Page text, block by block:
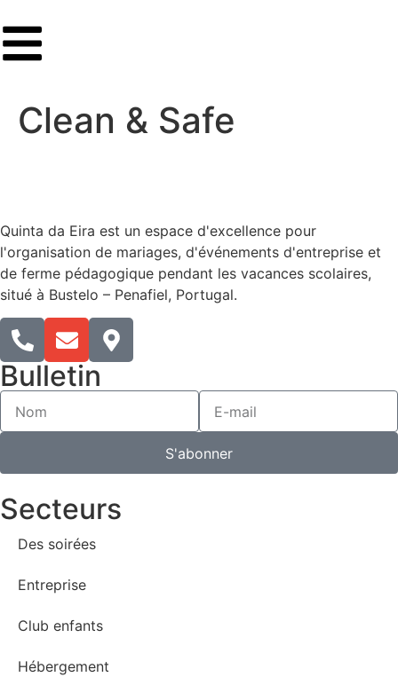
Clean & Safe
Quinta da Eira est un espace d'excellence pour
l'organisation de mariages, d'événements d'entreprise et
de ferme pédagogique pendant les vacances scolaires,
situé à Bustelo – Penafiel, Portugal.​
Bulletin
S'abonner
Secteurs
Des soirées
Entreprise
Club enfants
Hébergement